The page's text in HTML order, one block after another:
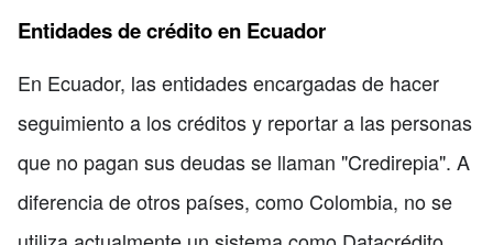
Entidades de crédito en Ecuador
En Ecuador, las entidades encargadas de hacer
seguimiento a los créditos y reportar a las personas
que no pagan sus deudas se llaman "Credirepia". A
diferencia de otros países, como Colombia, no se